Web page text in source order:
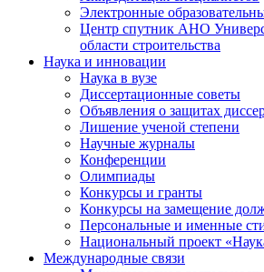
Электронные
Центр спутник АНО
области строительства
Наука и инновации
Наука в вузе
Диссертационные советы
Объявления о защитах
Лишение ученой степени
Научные журналы
Конференции
Олимпиады
Конкурсы и гранты
Конкурсы на замещение
Персональные и именные
Национальный проект
Международные связи